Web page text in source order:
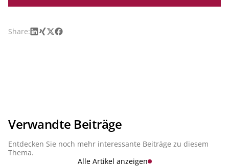
Share:LinkedIn
Xing
X Facebook
Verwandte Beiträge
Entdecken Sie noch mehr interessante Beiträge zu diesem
Thema.
Alle Artikel anzeigen